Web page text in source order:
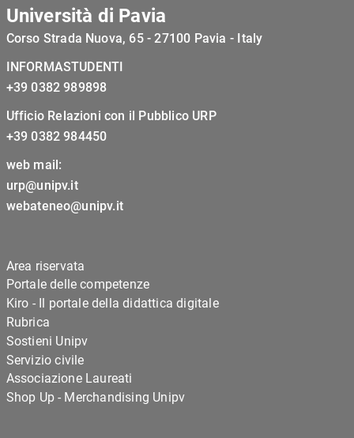
Università di Pavia
Corso Strada Nuova, 65 - 27100 Pavia - Italy
INFORMASTUDENTI
+39 0382 989898
Ufficio Relazioni con il Pubblico URP
+39 0382 984450
web mail:
urp@unipv.it
webateneo@unipv.it
Area riservata
Portale delle competenze
Kiro - Il portale della didattica digitale
Rubrica
Sostieni Unipv
Servizio civile
Associazione Laureati
Shop Up - Merchandising Unipv